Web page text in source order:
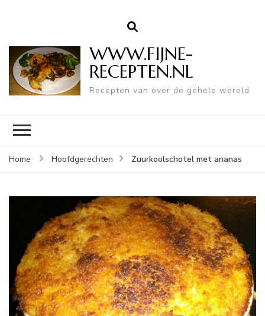
WWW.FIJNE-
RECEPTEN.NL
Recepten van over de gehele wereld
Home Hoofdgerechten Zuurkoolschotel met ananas